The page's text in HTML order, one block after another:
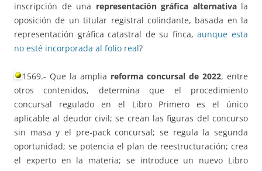
inscripción de una representación gráfica alternativala
oposición de un titular registral colindante, basada en la
representación gráfica catastral de su finca,aunque esta
no esté incorporada al folio real?
1569.- Que la amplia reforma concursal de 2022, entre
otros contenidos, determina que el procedimiento
concursal regulado en el Libro Primero es el único
aplicable al deudor civil; se crean las figuras del concurso
sin masa y el pre-pack concursal; se regula la segunda
oportunidad; se potencia el plan de reestructuración; crea
el experto en la materia; se introduce un nuevo Libro